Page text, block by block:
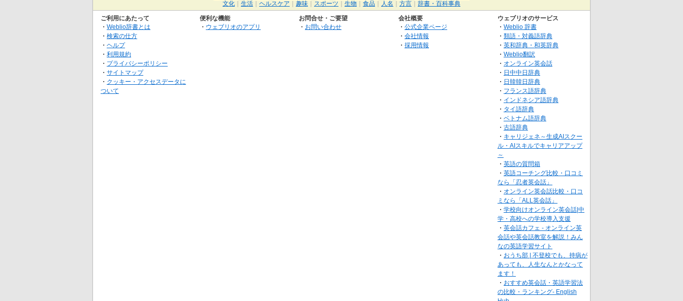
文化
生活 ヘルスケア 趣味 スポーツ 生物 食品 人名 方言 辞書・百科事典
ご利用にあたって
・ Weblio辞書とは
・ 検索の仕方
・ ヘルプ
・ 利用規約
・ プライバシーポリシー
・ サイトマップ
・ クッキー・アクセスデータに
ついて
便利な機能
・ ウェブリオのアプリ
お問合せ・ご要望
・ お問い合わせ
会社概要
・ 公式企業ページ
・ 会社情報
・ 採用情報
ウェブリオのサービス
・ Weblio 辞書
・ 類語・対義語辞典
・ 英和辞典・和英辞典
・ Weblio翻訳
・ オンライン英会話
・ 日中中日辞典
・ 日韓韓日辞典
・ フランス語辞典
・ インドネシア語辞典
・ タイ語辞典
・ ベトナム語辞典
・ 古語辞典
・ キャリジェネ～生成AIスクー
ル・AIスキルでキャリアアップ
～
・ 英語の質問箱
・ 英語コーチング比較・口コミ
なら「忍者英会話」
・ オンライン英会話比較・口コ
ミなら「ALL英会話」
・ 学校向けオンライン英会話|中
学・高校への学校導入支援
・ 英会話カフェ - オンライン英
会話や英会話教室を解説！みん
なの英語学習サイト
・ おうち部 | 不登校でも、持病が
あっても、人生なんとかなって
ます！
・ おすすめ英会話・英語学習法
の比較・ランキング- English